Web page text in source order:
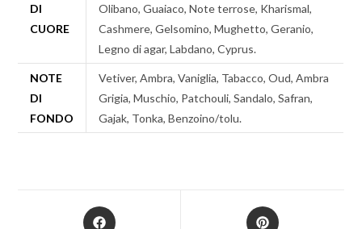
DI
CUORE
Olibano, Guaiaco, Note terrose, Kharismal,
Cashmere, Gelsomino, Mughetto, Geranio,
Legno di agar, Labdano, Cyprus.
NOTE
DI
FONDO
Vetiver, Ambra, Vaniglia, Tabacco, Oud, Ambra
Grigia, Muschio, Patchouli, Sandalo, Safran,
Gajak, Tonka, Benzoino/tolu.